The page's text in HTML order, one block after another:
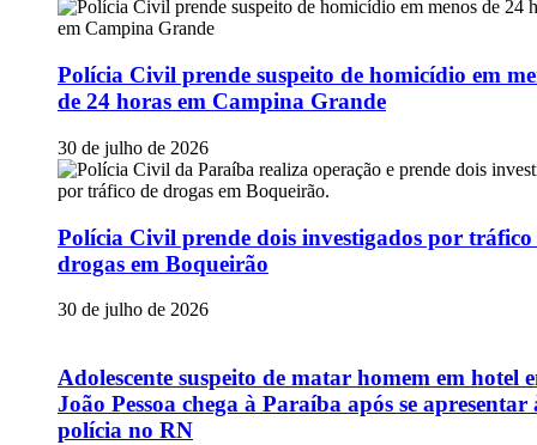
Polícia Civil prende suspeito de homicídio em
de 24 horas em Campina Grande
30 de julho de 2026
Polícia Civil prende dois investigados por tráfico
drogas em Boqueirão
30 de julho de 2026
Adolescente suspeito de matar homem em hotel
João Pessoa chega à Paraíba após se apresentar
polícia no RN